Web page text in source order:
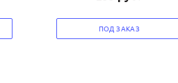
ПОД ЗАКАЗ